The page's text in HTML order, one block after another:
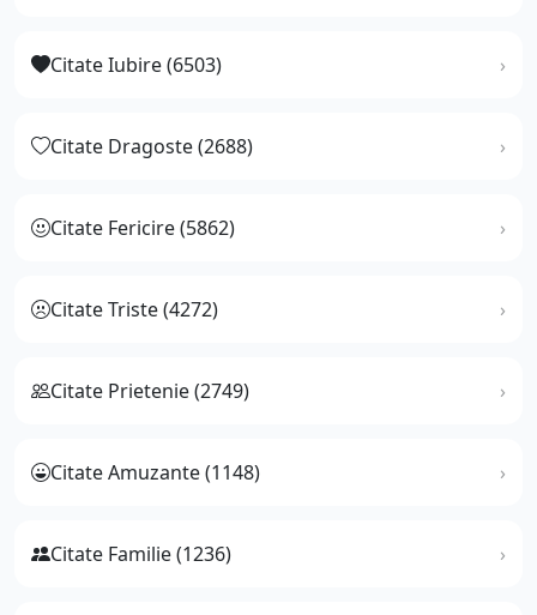
Citate Iubire (6503)
Citate Dragoste (2688)
Citate Fericire (5862)
Citate Triste (4272)
Citate Prietenie (2749)
Citate Amuzante (1148)
Citate Familie (1236)